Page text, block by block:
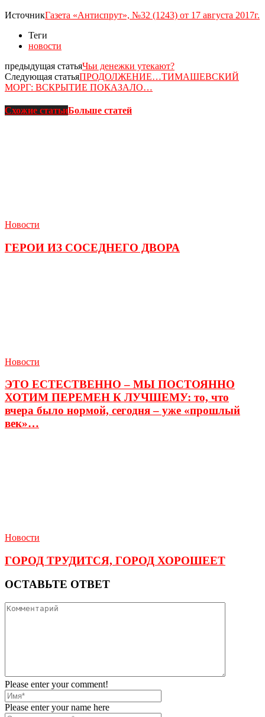
ИсточникГазета «Антиспрут», №32 (1243) от 17 августа 2017г.
Теги
новости
предыдущая статьяЧьи денежки утекают?
Следующая статьяПРОДОЛЖЕНИЕ…ТИМАШЕВСКИЙ
МОРГ: ВСКРЫТИЕ ПОКАЗАЛО…
Схожие статьиБольше статей
Новости
ГЕРОИ ИЗ СОСЕДНЕГО ДВОРА
Новости
ЭТО ЕСТЕСТВЕННО – МЫ ПОСТОЯННО
ХОТИМ ПЕРЕМЕН К ЛУЧШЕМУ: то, что
вчера было нормой, сегодня – уже «прошлый
век»…
Новости
ГОРОД ТРУДИТСЯ, ГОРОД ХОРОШЕЕТ
ОСТАВЬТЕ ОТВЕТ
Please enter your comment!
Please enter your name here